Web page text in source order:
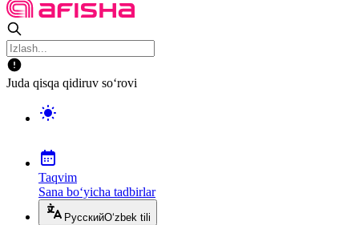
Juda qisqa qidiruv so‘rovi
Taqvim
Sana bo‘yicha tadbirlar
РусскийO‘zbek tili